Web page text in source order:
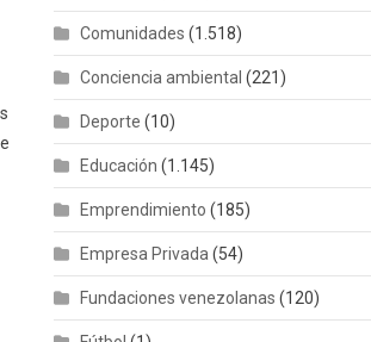
Comunidades (1.518)
Conciencia ambiental (221)
Deporte (10)
Educación (1.145)
Emprendimiento (185)
Empresa Privada (54)
Fundaciones venezolanas (120)